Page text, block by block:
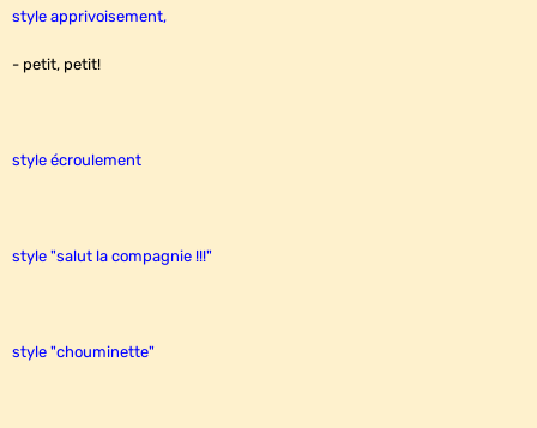
style apprivoisement,
- petit, petit!
style écroulement
style "salut la compagnie !!!"
style "chouminette"